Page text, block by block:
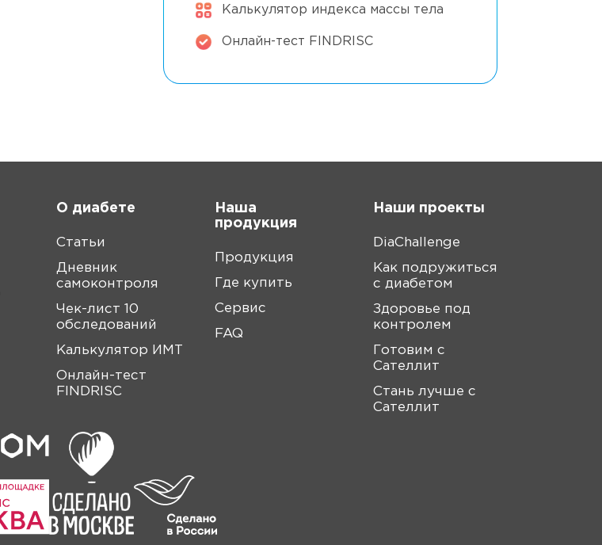
Калькулятор индекса массы тела
Онлайн-тест FINDRISC
О диабете
Статьи
Дневник
самоконтроля
Чек-лист 10
обследований
Калькулятор ИМТ
Онлайн-тест
FINDRISC
Наша
продукция
Продукция
Где купить
Сервис
FAQ
Наши проекты
DiaChallenge
Как подружиться
с диабетом
Здоровье под
контролем
Готовим с
Сателлит
Стань лучше с
Сателлит